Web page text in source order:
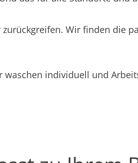
Wir finden die
waschen individuell und